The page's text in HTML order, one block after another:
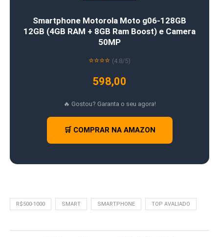
Smartphone Motorola Moto g06-128GB
12GB (4GB RAM + 8GB Ram Boost) e Camera
50MP
⭐⭐⭐⭐ (4.8/5)
598,00
🔥 Gostou? Garanta o seu agora!
🛒 COMPRAR NA AMAZON
R$500-1000 SMART SMARTPHONE TOP AVALIADO